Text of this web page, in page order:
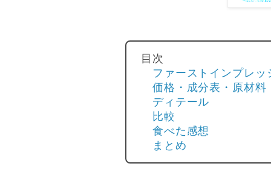
目次
ファーストインプレッ
価格・成分表・原材料
ディテール
比較
食べた感想
まとめ